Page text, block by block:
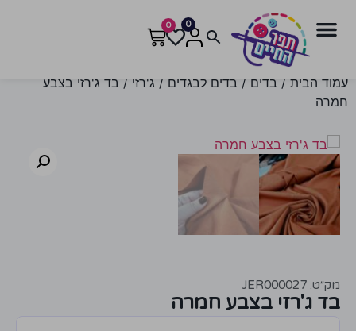
0
0
עמוד הבית / בדים / בדים לבגדים / ג'רזי / בד ג'רזי בצבע
חמרה
מק״ט: JER000027
בד ג'רזי בצבע חמרה